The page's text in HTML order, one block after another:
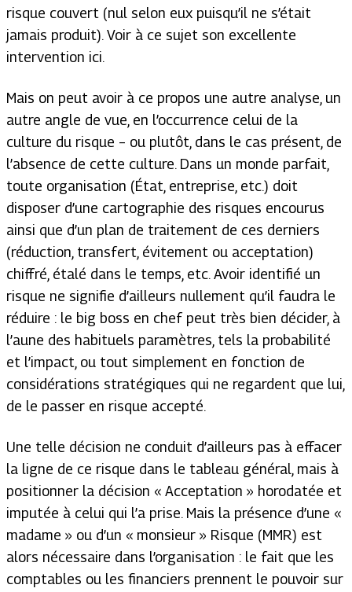
risque couvert (nul selon eux puisqu’il ne s’était
jamais produit). Voir à ce sujet son excellente
intervention ici.
Mais on peut avoir à ce propos une autre analyse, un
autre angle de vue, en l’occurrence celui de la
culture du risque – ou plutôt, dans le cas présent, de
l’absence de cette culture. Dans un monde parfait,
toute organisation (État, entreprise, etc.) doit
disposer d’une cartographie des risques encourus
ainsi que d’un plan de traitement de ces derniers
(réduction, transfert, évitement ou acceptation)
chiffré, étalé dans le temps, etc. Avoir identifié un
risque ne signifie d’ailleurs nullement qu’il faudra le
réduire : le big boss en chef peut très bien décider, à
l’aune des habituels paramètres, tels la probabilité
et l’impact, ou tout simplement en fonction de
considérations stratégiques qui ne regardent que lui,
de le passer en risque accepté.
Une telle décision ne conduit d’ailleurs pas à effacer
la ligne de ce risque dans le tableau général, mais à
positionner la décision « Acceptation » horodatée et
imputée à celui qui l’a prise. Mais la présence d’une «
madame » ou d’un « monsieur » Risque (MMR) est
alors nécessaire dans l’organisation : le fait que les
comptables ou les financiers prennent le pouvoir sur